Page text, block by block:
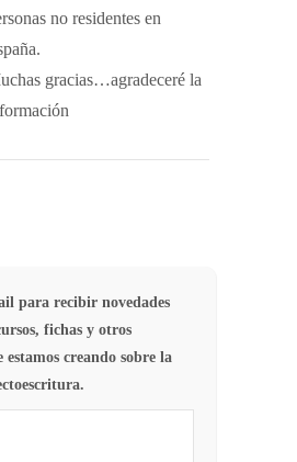
no residentes en
gracias…agradeceré la
para recibir novedades
fichas y otros
estamos creando sobre la